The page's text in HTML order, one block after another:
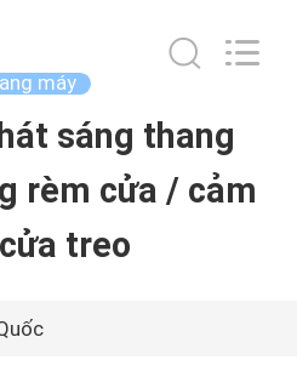
máy
sáng thang
rèm cửa / cảm
treo